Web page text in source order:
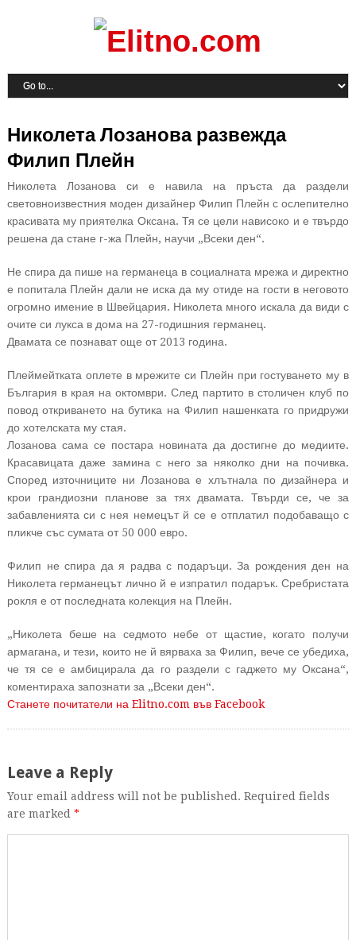
Николета Лозанова развежда
Филип Плейн
Николета Лозанова си е навила на пръста да раздели
световноизвестния моден дизайнер Филип Плейн с ослепително
красивата му приятелка Оксана. Тя се цели нависоко и е твърдо
решена да стане г-жа Плейн, научи „Всеки ден“.
Не спира да пише на германеца в социалната мрежа и директно
е попитала Плейн дали не иска да му отиде на гости в неговото
огромно имение в Швейцария. Николета много искала да види с
очите си лукса в дома на 27-годишния германец.
Двамата се познават още от 2013 година.
Плеймейтката оплете в мрежите си Плейн при гостуването му в
България в края на октомври. След партито в столичен клуб по
повод откриването на бутика на Филип нашенката го придружи
до хотелската му стая.
Лозанова сама се постара новината да достигне до медиите.
Красавицата даже замина с него за няколко дни на почивка.
Според източниците ни Лозанова е хлътнала по дизайнера и
крои грандиозни планове за тях двамата. Твърди се, че за
забавленията си с нея немецът й се е отплатил подобаващо с
пликче със сумата от 50 000 евро.
Филип не спира да я радва с подаръци. За рождения ден на
Николета германецът лично й е изпратил подарък. Сребристата
рокля е от последната колекция на Плейн.
„Николета беше на седмото небе от щастие, когато получи
армагана, и тези, които не й вярваха за Филип, вече се убедиха,
че тя се е амбицирала да го раздели с гаджето му Оксана“,
коментираха запознати за „Всеки ден“.
Станете почитатели на Elitno.com във Facebook
Leave a Reply
Your email address will not be published. Required fields
are marked *